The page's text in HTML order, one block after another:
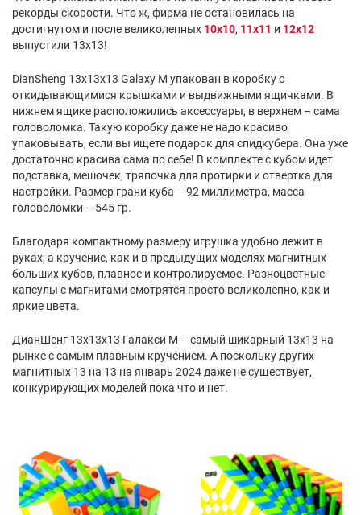
рекорды скорости. Что ж, фирма не остановилась на
достигнутом и после великолепных 10х10, 11х11 и 12х12
выпустили 13х13!
DianSheng 13x13x13 Galaxy M упакован в коробку с
откидывающимися крышками и выдвижными ящичками. В
нижнем ящике расположились аксессуары, в верхнем – сама
головоломка. Такую коробку даже не надо красиво
упаковывать, если вы ищете подарок для спидкубера. Она уже
достаточно красива сама по себе! В комплекте с кубом идет
подставка, мешочек, тряпочка для протирки и отвертка для
настройки. Размер грани куба – 92 миллиметра, масса
головоломки – 545 гр.
Благодаря компактному размеру игрушка удобно лежит в
руках, а кручение, как и в предыдущих моделях магнитных
больших кубов, плавное и контролируемое. Разноцветные
капсулы с магнитами смотрятся просто великолепно, как и
яркие цвета.
ДианШенг 13х13х13 Галакси М – самый шикарный 13х13 на
рынке с самым плавным кручением. А поскольку других
магнитных 13 на 13 на январь 2024 даже не существует,
конкурирующих моделей пока что и нет.